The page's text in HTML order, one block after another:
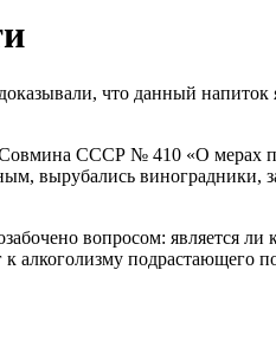
что данный напиток
СССР № 410 «О мерах
вырубались виноградники,
вопросом: является
алкоголизму подрастающего